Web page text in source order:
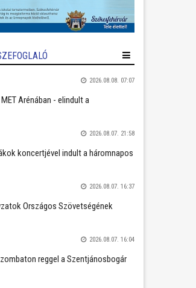
2026.08.08. 07:07
Arénában - elindult a
2026.08.07. 21:58
koncertjével indult a háromnapos
2026.08.07. 16:37
Országos Szövetségének
2026.08.07. 16:04
reggel a Szentjánosbogár